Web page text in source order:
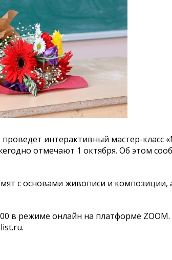
проведет интерактивный мастер-
отмечают 1 октября. Об этом
с основами живописи и
в режиме онлайн на платформе